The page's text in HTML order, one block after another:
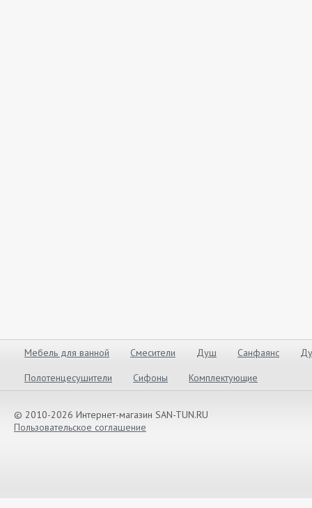
Мебель для ванной Смесители Душ Санфаянс
Полотенцесушители
Сифоны Комплектующие
© 2010-2026 Интернет-магазин SAN-TUN.RU
Пользовательское соглашение